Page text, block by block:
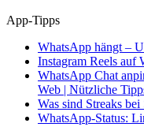
App-Tipps
WhatsApp hängt –
Instagram Reels auf
WhatsApp Chat
Web | Nützliche
Was sind Streaks
WhatsApp-Status: